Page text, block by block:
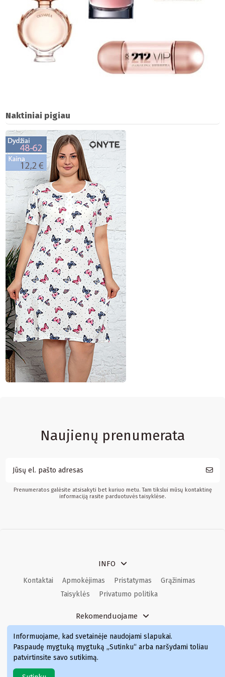
Naktiniai pigiau
Naujienų prenumerata
Prenumeratos galėsite atsisakyti bet kuriuo metu. Tam tikslui mūsų kontaktinę
informaciją rasite parduotuvės taisyklėse.
INFO
Kontaktai Apmokėjimas Pristatymas
Grąžinimas
Taisyklės
Privatumo politika
Rekomenduojame
Kvepalai Kvepalai moterims
Kvepalai vyrams
Kvepalai moterims
Kvepalai
Informuojame, kad svetainėje naudojami slapukai.
Paspaudę mygtuką mygtuką „Sutinku“ arba naršydami toliau
patvirtinsite savo sutikimą.